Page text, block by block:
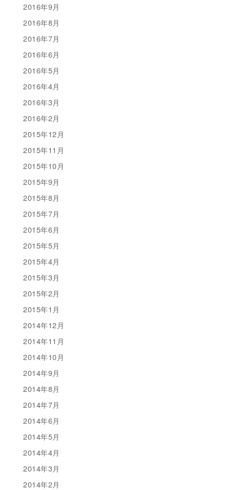
2016年9月
2016年8月
2016年7月
2016年6月
2016年5月
2016年4月
2016年3月
2016年2月
2015年12月
2015年11月
2015年10月
2015年9月
2015年8月
2015年7月
2015年6月
2015年5月
2015年4月
2015年3月
2015年2月
2015年1月
2014年12月
2014年11月
2014年10月
2014年9月
2014年8月
2014年7月
2014年6月
2014年5月
2014年4月
2014年3月
2014年2月